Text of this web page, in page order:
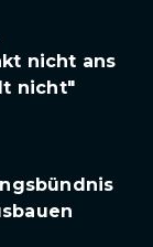
nicht ans
nicht"